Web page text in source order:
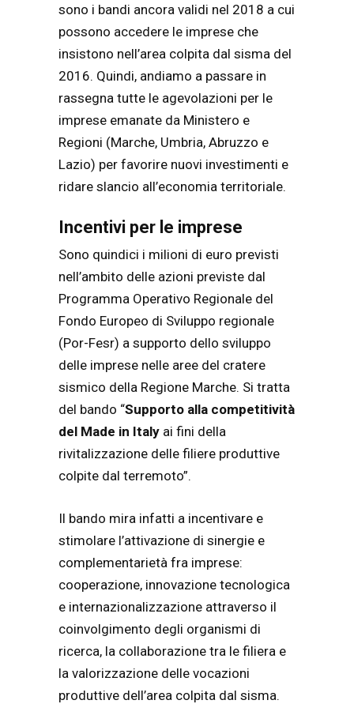
sono i bandi ancora validi nel 2018 a cui
possono accedere le imprese che
insistono nell’area colpita dal sisma del
2016. Quindi, andiamo a passare in
rassegna tutte le agevolazioni per le
imprese emanate da Ministero e
Regioni (Marche, Umbria, Abruzzo e
Lazio) per favorire nuovi investimenti e
ridare slancio all’economia territoriale.
Incentivi per le imprese
Sono quindici i milioni di euro previsti
nell’ambito delle azioni previste dal
Programma Operativo Regionale del
Fondo Europeo di Sviluppo regionale
(Por-Fesr) a supporto dello sviluppo
delle imprese nelle aree del cratere
sismico della Regione Marche. Si tratta
del bando “Supporto alla competitività
del Made in Italy ai fini della
rivitalizzazione delle filiere produttive
colpite dal terremoto”.
Il bando mira infatti a incentivare e
stimolare l’attivazione di sinergie e
complementarietà fra imprese:
cooperazione, innovazione tecnologica
e internazionalizzazione attraverso il
coinvolgimento degli organismi di
ricerca, la collaborazione tra le filiera e
la valorizzazione delle vocazioni
produttive dell’area colpita dal sisma.